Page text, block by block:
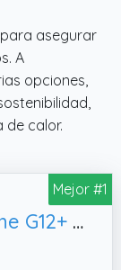
asegurar
A
opciones,
de calor.
Mejor #1
krafft Anticongelante Coche G12+ Orgánico de Uso Directo - Líquido Refrigerante Coche Energy Plus 50% - Protección del Circuito Presurizado entre -37°C / +145°C - 5L